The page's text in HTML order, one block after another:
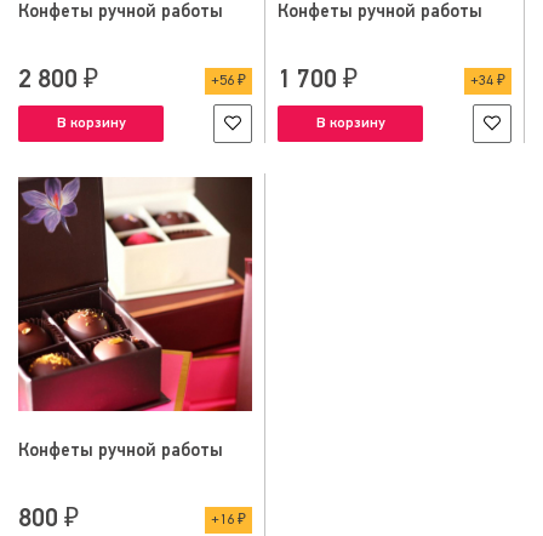
Конфеты ручной работы
2 800 ₽ 56 ₽
В корзину
Конфеты ручной работы
1 700 ₽ 34 ₽
В корзину
Конфеты ручной работы
800 ₽ 16 ₽